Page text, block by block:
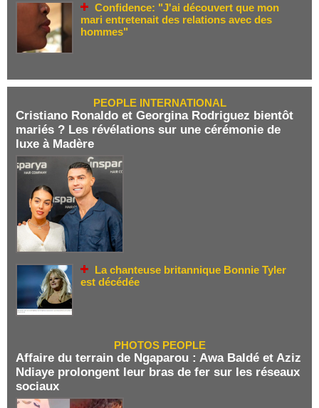
Confidence: "J'ai découvert que mon
mari entretenait des relations avec des
hommes"
PEOPLE INTERNATIONAL
Cristiano Ronaldo et Georgina Rodriguez bientôt
mariés ? Les révélations sur une cérémonie de
luxe à Madère
La chanteuse britannique Bonnie Tyler
est décédée
PHOTOS PEOPLE
Affaire du terrain de Ngaparou : Awa Baldé et Aziz
Ndiaye prolongent leur bras de fer sur les réseaux
sociaux